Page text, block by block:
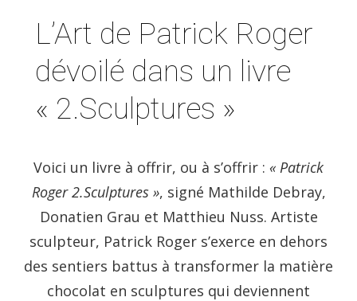
L’Art de Patrick Roger
dévoilé dans un livre
« 2.Sculptures »
Voici un livre à offrir, ou à s’offrir : « Patrick
Roger 2.Sculptures », signé Mathilde Debray,
Donatien Grau et Matthieu Nuss. Artiste
sculpteur, Patrick Roger s’exerce en dehors
des sentiers battus à transformer la matière
chocolat en sculptures qui deviennent